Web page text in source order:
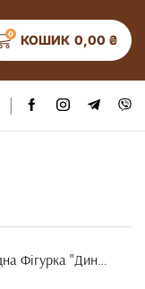
0 КОШИК 0,00 ₴
Шоколадна Фігурка "динозавр"